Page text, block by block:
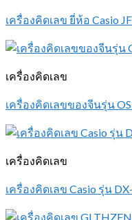
เครื่องคิดเลข ยี่ห้อ Casio
เครื่องคิดเลข
เครื่องคิดเลขของจีนรุ่น
เครื่องคิดเลข
เครื่องคิดเลข Casio รุ่น